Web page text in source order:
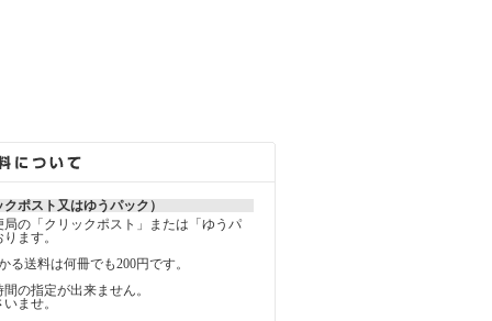
ポスト又はゆうパック）
の「クリックポスト」または「ゆうパ
ます。
る送料は何冊でも200円です。
の指定が出来ません。
ませ。